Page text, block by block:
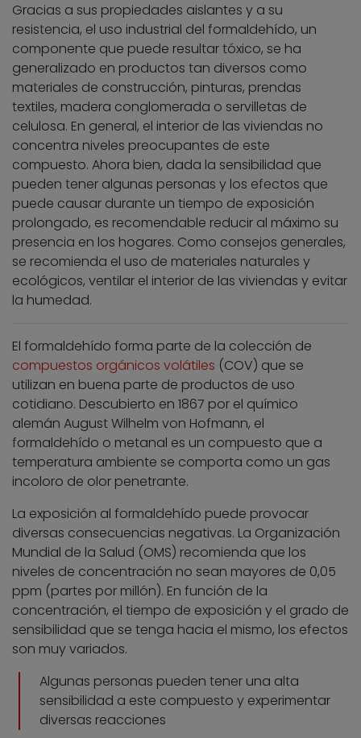
Gracias a sus propiedades aislantes y a su
resistencia, el uso industrial del formaldehído, un
componente que puede resultar tóxico, se ha
generalizado en productos tan diversos como
materiales de construcción, pinturas, prendas
textiles, madera conglomerada o servilletas de
celulosa. En general, el interior de las viviendas no
concentra niveles preocupantes de este
compuesto. Ahora bien, dada la sensibilidad que
pueden tener algunas personas y los efectos que
puede causar durante un tiempo de exposición
prolongado, es recomendable reducir al máximo su
presencia en los hogares. Como consejos generales,
se recomienda el uso de materiales naturales y
ecológicos, ventilar el interior de las viviendas y evitar
la humedad.
El formaldehído forma parte de la colección de
compuestos orgánicos volátiles (COV) que se
utilizan en buena parte de productos de uso
cotidiano. Descubierto en 1867 por el químico
alemán August Wilhelm von Hofmann, el
formaldehído o metanal es un compuesto que a
temperatura ambiente se comporta como un gas
incoloro de olor penetrante.
La exposición al formaldehído puede provocar
diversas consecuencias negativas. La Organización
Mundial de la Salud (OMS) recomienda que los
niveles de concentración no sean mayores de 0,05
ppm (partes por millón). En función de la
concentración, el tiempo de exposición y el grado de
sensibilidad que se tenga hacia el mismo, los efectos
son muy variados.
Algunas personas pueden tener una alta
sensibilidad a este compuesto y experimentar
diversas reacciones